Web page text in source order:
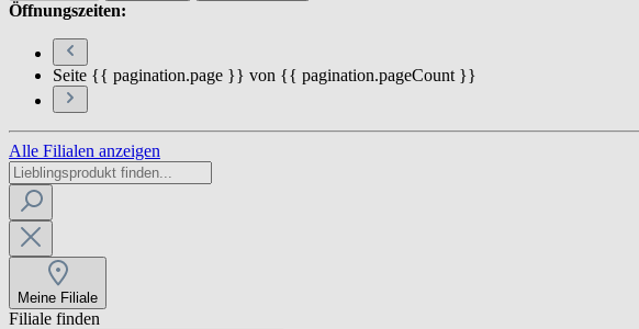
Öffnungszeiten:
Seite {{ pagination.page }} von {{ pagination.pageCount }}
Alle Filialen anzeigen
Meine Filiale
Filiale finden